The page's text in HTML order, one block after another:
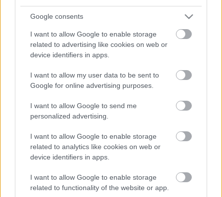
Google consents
I want to allow Google to enable storage
related to advertising like cookies on web or
device identifiers in apps.
I want to allow my user data to be sent to
Google for online advertising purposes.
I want to allow Google to send me
personalized advertising.
I want to allow Google to enable storage
related to analytics like cookies on web or
device identifiers in apps.
I want to allow Google to enable storage
related to functionality of the website or app.
Megérkezett az eső a Duna
Paks II.: Mit jelent az 5. blokk új
mérföldköve a felülvizsgálat
árnyékában?
Fontos a postaládákba költöző